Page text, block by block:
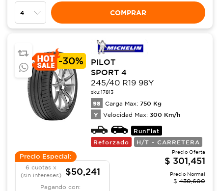
COMPRAR
-30%
PILOT
SPORT 4
245/40 R19 98Y
sku:17813
98 Carga Max: 750 Kg
Y Velocidad Max: 300 Km/h
RunFlat
Reforzado
H/T - CARRETERA
Precio Especial:
6 cuotas x
(sin intereses)
$50,241
Pagando con:
Precio Oferta
$ 301,451
Precio Normal
$ 430,600